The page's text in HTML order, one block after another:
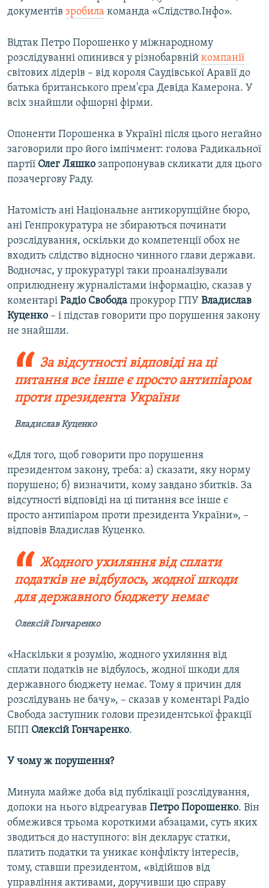
документів зробила команда «Слідство.Інфо».
Відтак Петро Порошенко у міжнародному
розслідуванні опинився у різнобарвній компанії
світових лідерів – від короля Саудівської Аравії до
батька британського прем'єра Девіда Камерона. У
всіх знайшли офшорні фірми.
Опоненти Порошенка в Україні після цього негайно
заговорили про його імпічмент: голова Радикальної
партії Олег Ляшко запропонував скликати для цього
позачергову Раду.
Натомість ані Національне антикорупційне бюро,
ані Генпрокуратура не збираються починати
розслідування, оскільки до компетенції обох не
входить слідство відносно чинного глави держави.
Водночас, у прокуратурі таки проаналізували
оприлюднену журналістами інформацію, сказав у
коментарі Радіо Свобода прокурор ГПУ Владислав
Куценко ­– і підстав говорити про порушення закону
не знайшли.
За відсутності відповіді на ці
питання все інше є просто антипіаром
проти президента України
Владислав Куценко
«Для того, щоб говорити про порушення
президентом закону, треба: а) сказати, яку норму
порушено; б) визначити, кому завдано збитків. За
відсутності відповіді на ці питання все інше є
просто антипіаром проти президента України», –
відповів Владислав Куценко.
Жодного ухиляння від сплати
податків не відбулось, жодної шкоди
для державного бюджету немає
Олексій Гончаренко
«Наскільки я розумію, жодного ухиляння від
сплати податків не відбулось, жодної шкоди для
державного бюджету немає. Тому я причин для
розслідувань не бачу», – сказав у коментарі Радіо
Свобода заступник голови президентської фракції
БПП Олексій Гончаренко.
У чому ж порушення?
Минула майже доба від публікації розслідування,
допоки на нього відреагував Петро Порошенко. Він
обмежився трьома короткими абзацами, суть яких
зводиться до наступного: він декларує статки,
платить податки та уникає конфлікту інтересів,
тому, ставши президентом, «відійшов від
управління активами, доручивши цю справу